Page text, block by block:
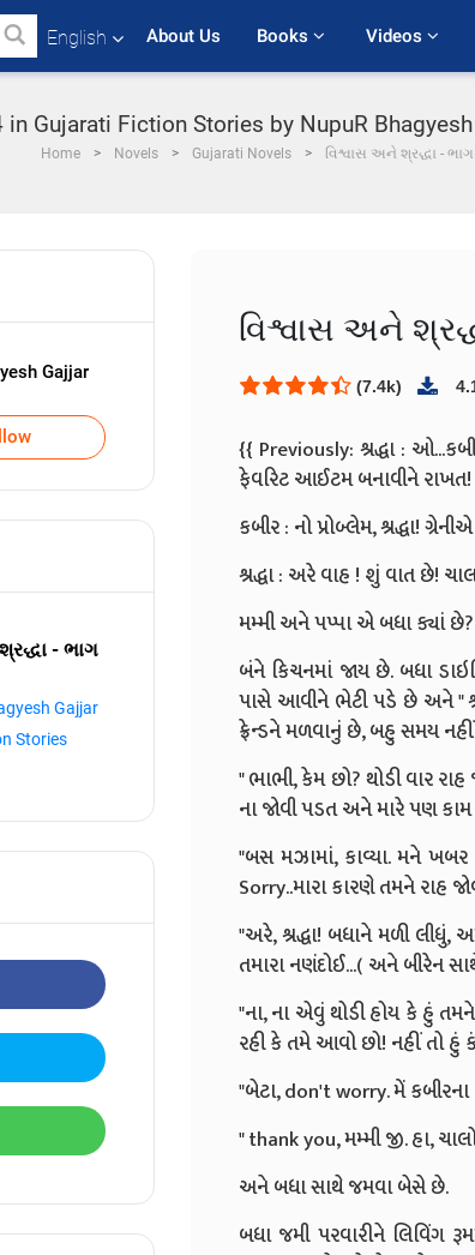
English About Us Books Videos
in Gujarati Fiction Stories by NupuR
Home Novels Gujarati Novels વિશ્વાસ અને શ્રદ્ધા -
Gajjar
- ભાગ
Gajjar
Stories
વિશ્વાસ અને
(7.4k)
{{ Previously: શ્રદ્ધા :
ફેવરિટ આઈટમ બનાવીને રાખત!
કબીર : નો પ્રોબ્લેમ, શ્રદ્ધા!
શ્રદ્ધા : અરે વાહ ! શું વાત છે!
મમ્મી અને પપ્પા એ બધા ક્યાં
બંને કિચનમાં જાય છે. બધા
પાસે આવીને ભેટી પડે છે અને "
ફ્રેન્ડને મળવાનું છે, બહુ સમય નહીં
" ભાભી, કેમ છો? થોડી વાર
ના જોવી પડત અને મારે પણ
"બસ મઝામાં, કાવ્યા. મને
Sorry..મારા કારણે તમને રાહ
"અરે, શ્રદ્ધા! બધાને મળી લીધું,
તમારા નણંદોઈ...( અને બીરેન
"ના, ના એવું થોડી હોય કે હું
રહી કે તમે આવો છો! નહીં તો હું
"બેટા, don't worry. મેં
" thank you, મમ્મી જી. હા,
અને બધા સાથે જમવા બેસે છે.
બધા જમી પરવારીને લિવિંગ